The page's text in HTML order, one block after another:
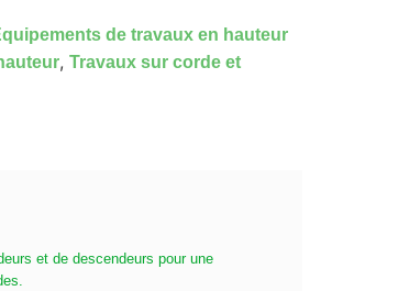
de travaux en hauteur
, Travaux sur corde et
et de descendeurs pour une